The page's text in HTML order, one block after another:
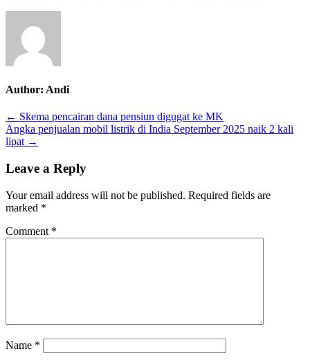
Author: Andi
Post
navigation
← Skema pencairan dana pensiun digugat ke MK
Angka penjualan mobil listrik di India September 2025 naik 2 kali
lipat →
Leave a Reply
Your email address will not be published. Required fields are
marked *
Comment *
Name *